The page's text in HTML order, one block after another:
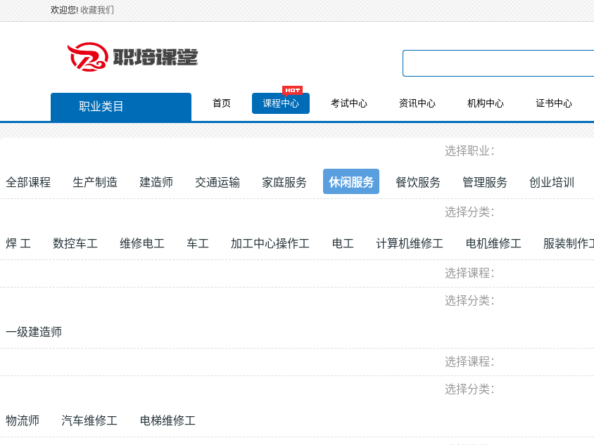
欢迎您! 收藏我们
职业类目 首页 课程中心 考试中心 资讯中心 机构中心 证书中心
选择职业：
全部课程 生产制造 建造师 交通运输 家庭服务 休闲服务 餐饮服务 管理服务 创业培训
选择分类：
焊 工 数控车工 维修电工 车工 加工中心操作工 电工 计算机维修工 电机维修工 服装制作
选择课程：
选择分类：
一级建造师
选择课程：
选择分类：
物流师 汽车维修工 电梯维修工